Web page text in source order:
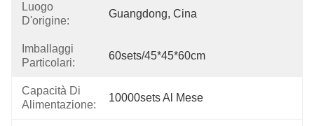
Luogo
D'origine:
Guangdong, Cina
Imballaggi
Particolari:
60sets/45*45*60cm
Capacità Di
Alimentazione:
10000sets Al Mese